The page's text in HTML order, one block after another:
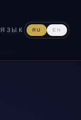
ЯЗЫК RU EN